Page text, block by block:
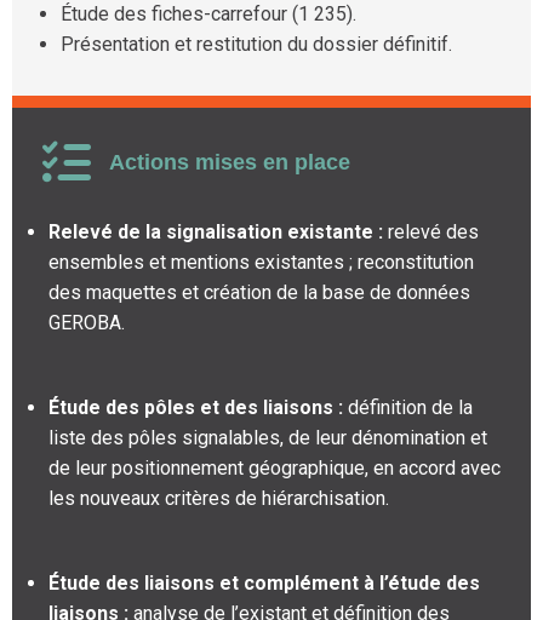
Étude des fiches-carrefour (1 235).
Présentation et restitution du dossier définitif.
Actions mises en place
Relevé de la signalisation existante : relevé des
ensembles et mentions existantes ; reconstitution
des maquettes et création de la base de données
GEROBA.
Étude des pôles et des liaisons : définition de la
liste des pôles signalables, de leur dénomination et
de leur positionnement géographique, en accord avec
les nouveaux critères de hiérarchisation.
Étude des liaisons et complément à l’étude des
liaisons : analyse de l’existant et définition des